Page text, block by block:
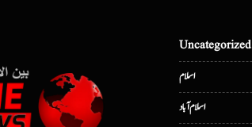
Uncategorized
اسلام
اسلام آباد